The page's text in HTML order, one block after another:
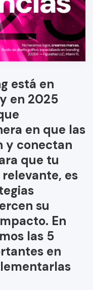
está en
en 2025
en que las
y conectan
que tu
es
su
En
las 5
en